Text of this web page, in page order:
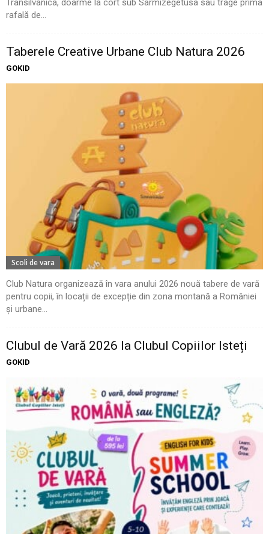
rafală de...
Taberele Creative Urbane Club Natura 2026
GOKID
Scoli de vara
Club Natura organizează în vara anului 2026 nouă tabere de vară
pentru copii, în locații de excepție din zona montană a României
și urbane...
Clubul de Vară 2026 la Clubul Copiilor Isteți
GOKID